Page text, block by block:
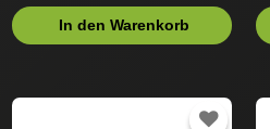
In den Warenkorb